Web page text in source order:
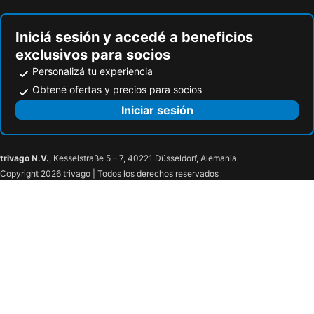
Long Beach
Gillespie Field Airport
Playa de Venice
The Geffen Contemporary at MOCA
Iniciá sesión y accedé a beneficios
exclusivos para socios
Personalizá tu experiencia
Obtené ofertas y precios para socios
Iniciar sesión
trivago N.V., Kesselstraße 5 – 7, 40221 Düsseldorf, Alemania
Copyright 2026 trivago | Todos los derechos reservados